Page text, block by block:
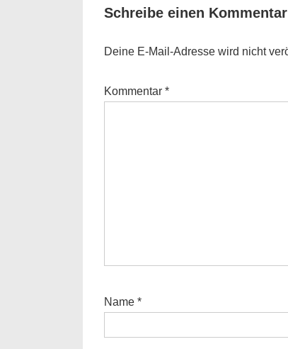
Schreibe einen Kommentar
Deine E-Mail-Adresse wird nicht
Kommentar *
Name *